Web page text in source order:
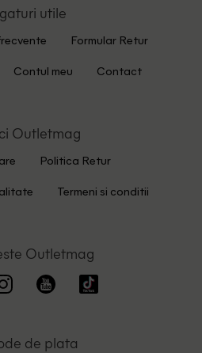
utile
Formular Retur
Contul meu Contact
Outletmag
Politica Retur
Termeni si conditii
Outletmag
de plata